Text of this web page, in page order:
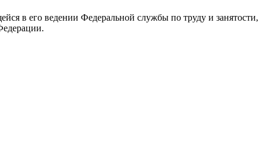
в его ведении Федеральной службы по труду и занятости,